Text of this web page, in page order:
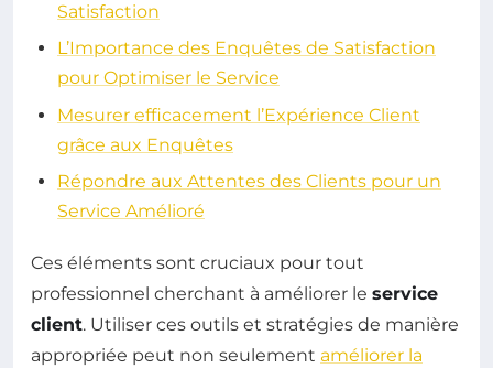
Satisfaction
L’Importance des Enquêtes de Satisfaction
pour Optimiser le Service
Mesurer efficacement l’Expérience Client
grâce aux Enquêtes
Répondre aux Attentes des Clients pour un
Service Amélioré
Ces éléments sont cruciaux pour tout
professionnel cherchant à améliorer le service
client. Utiliser ces outils et stratégies de manière
appropriée peut non seulement améliorer la